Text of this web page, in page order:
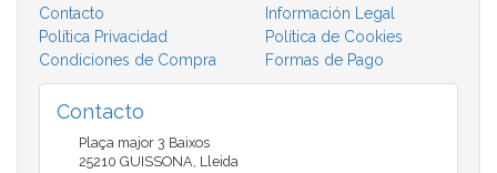
Contacto
Información Legal
Política Privacidad
Política de Cookies
Condiciones de Compra
Formas de Pago
Contacto
Plaça major 3 Baixos
25210 GUISSONA Lleida